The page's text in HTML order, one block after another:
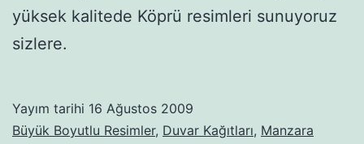
yüksek kalitede Köprü resimleri sunuyoruz
sizlere.
Yayım tarihi 16 Ağustos 2009
Büyük Boyutlu Resimler, Duvar Kağıtları, Manzara